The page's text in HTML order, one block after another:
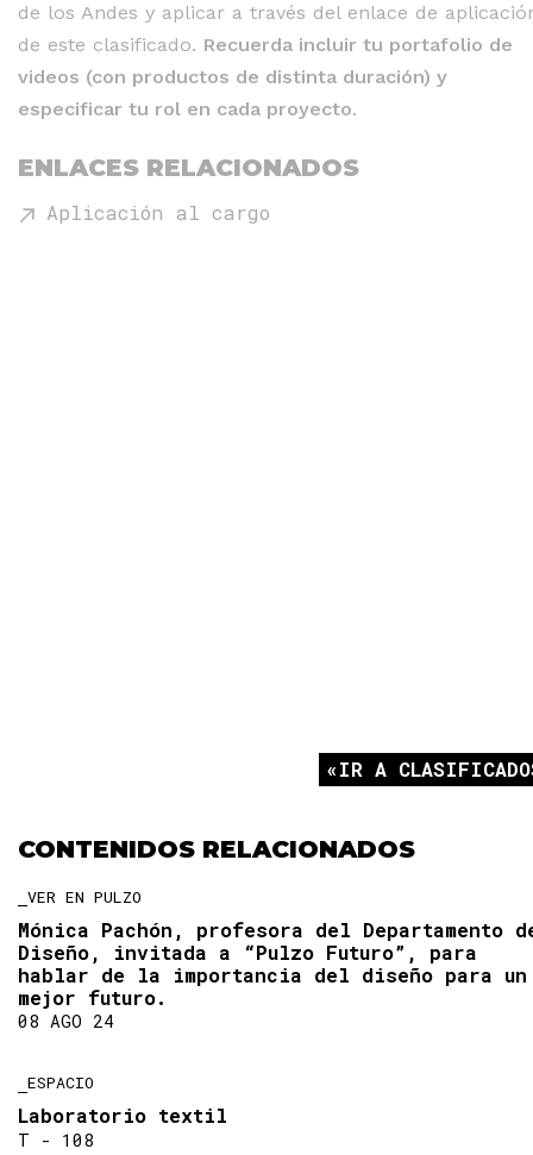
ENLACES RELACIONADOS
Aplicación al cargo
de los Andes y aplicar a través del enlace de
de este clasificado. Recuerda incluir tu portafolio de
videos (con productos de distinta duración) y
especificar tu rol en cada proyecto.
IR A
CONTENIDOS RELACIONADOS
VER EN PULZO
Mónica Pachón, profesora del Departamento
Diseño, invitada a “Pulzo Futuro”, para
hablar de la importancia del diseño para un
mejor futuro.
08 AGO 24
ESPACIO
Laboratorio textil
T - 108